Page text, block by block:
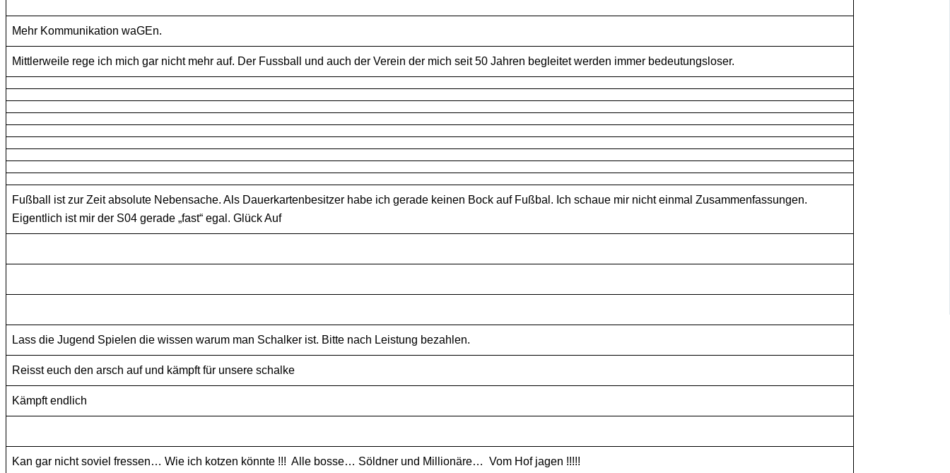
Mehr Kommunikation waGEn.
Mittlerweile rege ich mich gar nicht mehr auf. Der Fussball und auch der Verein der mich seit 50 Jahren begleitet werden immer bedeutungsloser.
Fußball ist zur Zeit absolute Nebensache. Als Dauerkartenbesitzer habe ich gerade keinen Bock auf Fußbal. Ich schaue mir nicht einmal Zusammenfassungen.
Eigentlich ist mir der S04 gerade „fast“ egal. Glück Auf
Lass die Jugend Spielen die wissen warum man Schalker ist. Bitte nach Leistung bezahlen.
Reisst euch den arsch auf und kämpft für unsere schalke
Kämpft endlich
Kan gar nicht soviel fressen… Wie ich kotzen könnte !!! Alle bosse… Söldner und Millionäre… Vom Hof jagen !!!!!